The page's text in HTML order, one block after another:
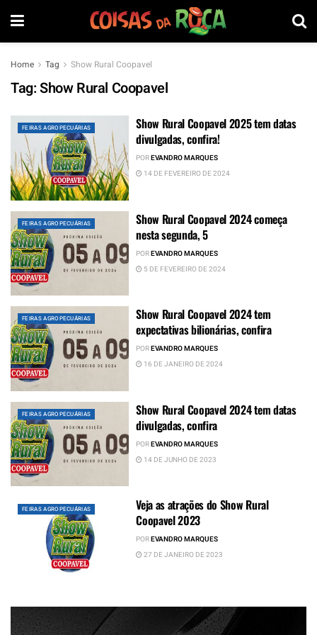
Home Tag Show Rural Coopavel
Tag:Show Rural Coopavel
FEIRAS AGROPECUÁRIAS
Show Rural Coopavel 2025 tem datas
divulgadas, confira!
POREVANDRO MARQUES
14 DE FEVEREIRO DE 2024
FEIRAS AGROPECUÁRIAS
Show Rural Coopavel 2024 começa
nesta segunda, 5
POREVANDRO MARQUES
5 DE FEVEREIRO DE 2024
FEIRAS AGROPECUÁRIAS
Show Rural Coopavel 2024 tem
expectativas bilionárias, confira
POREVANDRO MARQUES
16 DE JANEIRO DE 2024
FEIRAS AGROPECUÁRIAS
Show Rural Coopavel 2024 tem datas
divulgadas, confira
POREVANDRO MARQUES
14 DE JUNHO DE 2023
FEIRAS AGROPECUÁRIAS
Veja as atrações do Show Rural
Coopavel 2023
POREVANDRO MARQUES
27 DE JANEIRO DE 2023